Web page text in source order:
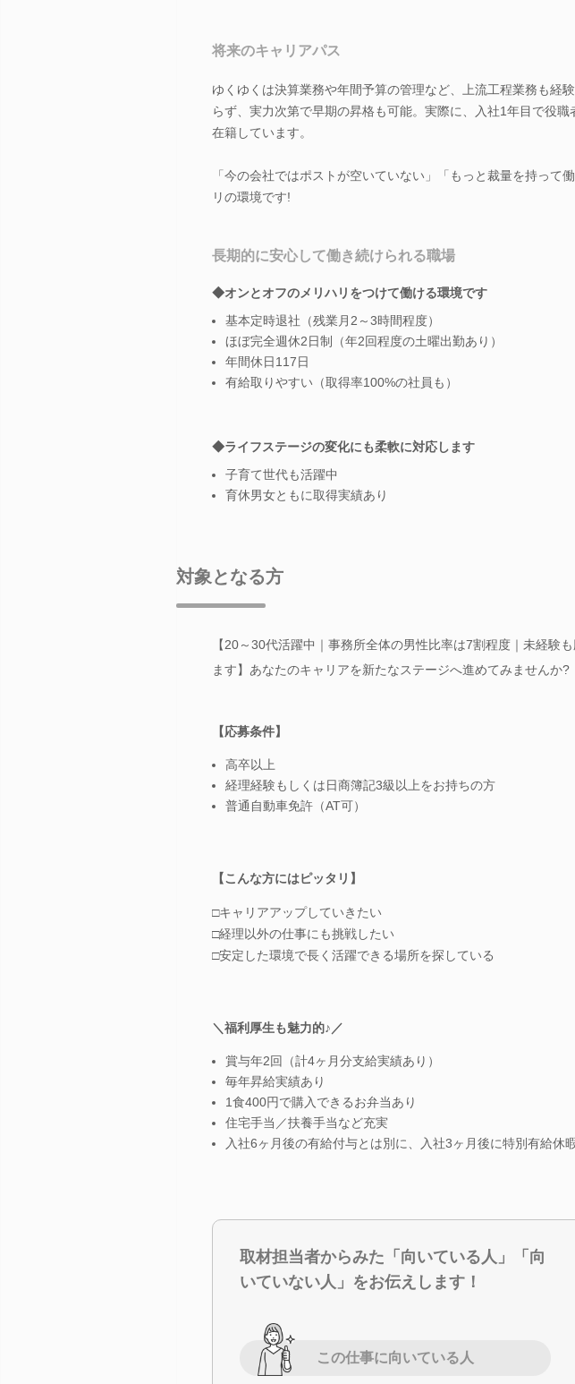
将来のキャリアパス
ゆくゆくは決算業務や年間予算の管理など、上流工程業務も経
らず、実力次第で早期の昇格も可能。実際に、入社1年目で役
在籍しています。
「今の会社ではポストが空いていない」「もっと裁量を持って
リの環境です!
長期的に安心して働き続けられる職場
◆オンとオフのメリハリをつけて働ける環境です
基本定時退社（残業月2～3時間程度）
ほぼ完全週休2日制（年2回程度の土曜出勤あり）
年間休日117日
有給取りやすい（取得率100%の社員も）
◆ライフステージの変化にも柔軟に対応します
子育て世代も活躍中
育休男女ともに取得実績あり
対象となる方
【20～30代活躍中｜事務所全体の男性比率は7割程度｜未経験
ます】あなたのキャリアを新たなステージへ進めてみませんか?
【応募条件】
高卒以上
経理経験もしくは日商簿記3級以上をお持ちの方
普通自動車免許（AT可）
【こんな方にはピッタリ】
□キャリアアップしていきたい
□経理以外の仕事にも挑戦したい
□安定した環境で長く活躍できる場所を探している
＼福利厚生も魅力的♪／
賞与年2回（計4ヶ月分支給実績あり）
毎年昇給実績あり
1食400円で購入できるお弁当あり
住宅手当／扶養手当など充実
入社6ヶ月後の有給付与とは別に、入社3ヶ月後に特別有給休
取材担当者からみた「向いている人」「向
いていない人」をお伝えします！
この仕事に向いている人